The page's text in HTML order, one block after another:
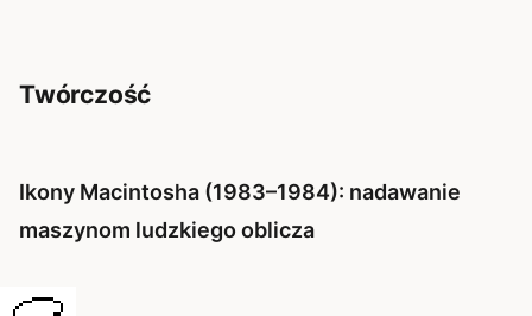
Twórczość
Ikony Macintosha (1983–1984): nadawanie
maszynom ludzkiego oblicza